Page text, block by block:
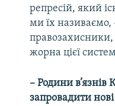
репресій, який
ми їх називаємо,
правозахисники,
жорна цієї
– Родини
запровадити